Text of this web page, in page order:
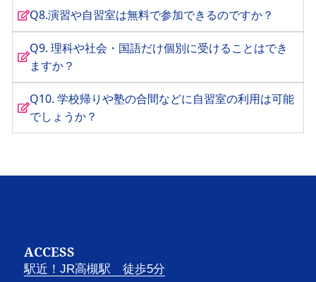
Q8.演習や自習室は無料で参加できるのですか？
Q9. 理科や社会・国語だけ個別に受けることはでき
ますか？
Q10. 学校帰りや塾の合間などに自習室の利用は可能
でしょうか？
ACCESS
駅近！JR高槻駅 徒歩5分